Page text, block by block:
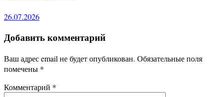
26.07.2026
Добавить комментарий
Ваш адрес email не будет опубликован. Обязательные поля
помечены *
Комментарий *